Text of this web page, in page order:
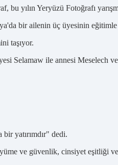
bu yılın Yeryüzü Fotoğrafı
bir ailenin üç üyesinin
taşıyor.
Selamaw ile annesi Meselech
yatırımdır" dedi.
ve güvenlik, cinsiyet eşitliği ve